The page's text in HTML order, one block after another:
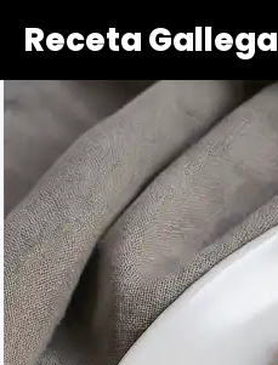
Receta Gallega